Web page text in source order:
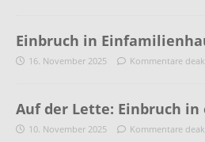
Einbruch in
16. November 2025 Kommentare
Auf der Lette: Einbruch
10. November 2025 Kommentare